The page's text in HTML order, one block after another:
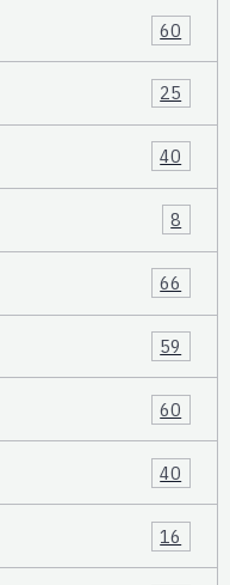
60
25
40
8
66
59
60
40
16